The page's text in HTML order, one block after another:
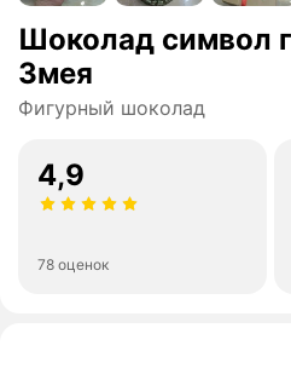
Шоколад символ
Змея
Фигурный шоколад
4,9
78 оценок